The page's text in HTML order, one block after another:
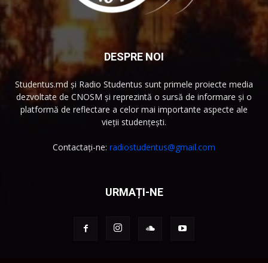
DESPRE NOI
Studentus.md și Radio Studentus sunt primele proiecte media
dezvoltate de CNOSM și reprezintă o sursă de informare și o
platformă de reflectare a celor mai importante aspecte ale
vieții studențești.
Contactați-ne: radiostudentus@gmail.com
URMAȚI-NE